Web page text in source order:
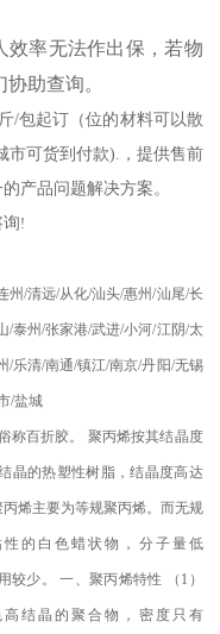
效率无法作出保，若物
助查询。
/包起订（位的材料可以散
市可货到付款).
，提供售前
产品问题解决方案。
!
州 /清远/从化/汕头/惠州/汕尾/长
/泰州 /张家港/武进/小河/江阴/太
/乐清/南通/镇江/南京/丹阳/无锡
/盐城
称百折胶。 聚丙烯按其结晶度
晶的热塑性树脂，结晶度高达
烯主要为等规聚丙烯。而无规
的白色蜡状物，分子量低
较少。一、聚丙烯特性 （ 1 ）
结晶的聚合物，密度只有